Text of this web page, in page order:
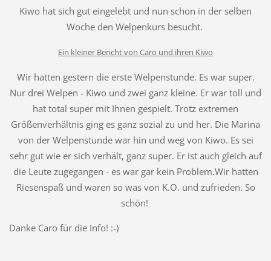
Kiwo hat sich gut eingelebt und nun schon in der selben
Woche den Welpenkurs besucht.
Ein kleiner Bericht von Caro und ihren Kiwo
Wir hatten gestern die erste Welpenstunde. Es war super.
Nur drei Welpen - Kiwo und zwei ganz kleine. Er war toll und
hat total super mit Ihnen gespielt. Trotz extremen
Größenverhältnis ging es ganz sozial zu und her. Die Marina
von der Welpenstunde war hin und weg von Kiwo. Es sei
sehr gut wie er sich verhält, ganz super. Er ist auch gleich auf
die Leute zugegangen - es war gar kein Problem.Wir hatten
Riesenspaß und waren so was von K.O. und zufrieden. So
schön!
Danke Caro für die Info! :-)